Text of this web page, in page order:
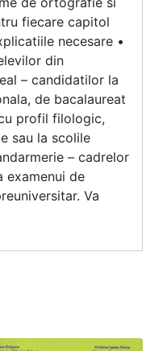
fiecare capitol
necesare •
din
– candidatilor la
de bacalaureat
profil filologic,
sau la scolile
– cadrelor
examenui de
Va